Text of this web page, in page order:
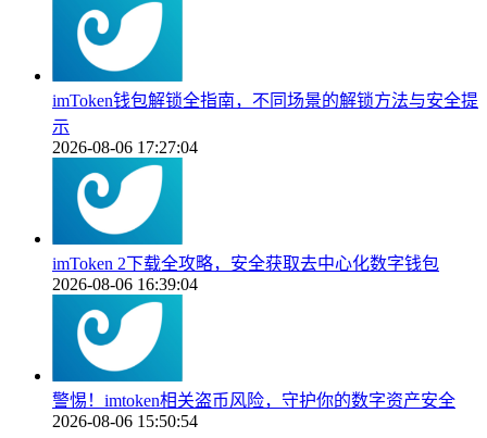
imToken钱包解锁全指南，不同场景的解锁方法与安全提
示
2026-08-06 17:27:04
imToken 2下载全攻略，安全获取去中心化数字钱包
2026-08-06 16:39:04
警惕！imtoken相关盗币风险，守护你的数字资产安全
2026-08-06 15:50:54